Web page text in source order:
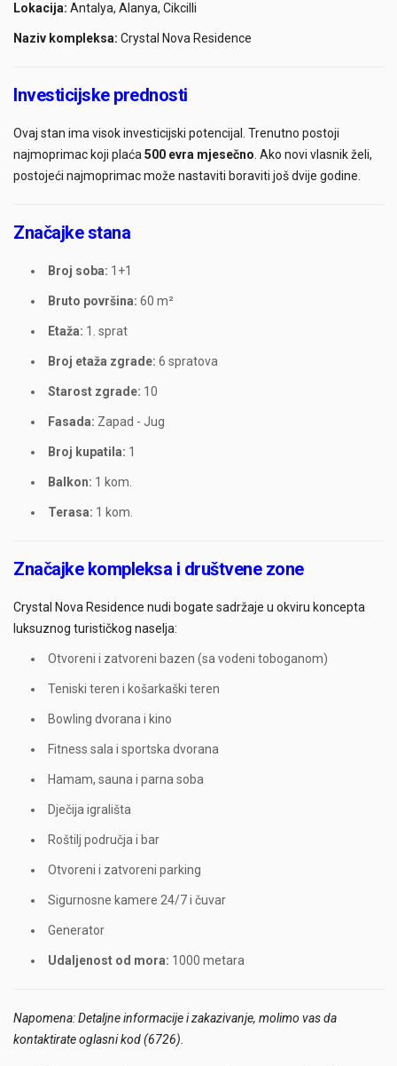
Lokacija: Antalya, Alanya, Cikcilli
Naziv kompleksa: Crystal Nova Residence
Investicijske prednosti
Ovaj stan ima visok investicijski potencijal. Trenutno postoji
najmoprimac koji plaća500 evra mjesečno. Ako novi vlasnik želi,
postojeći najmoprimac može nastaviti boraviti još dvije godine.
Značajke stana
Broj soba: 1+1
Bruto površina: 60 m²
Etaža: 1. sprat
Broj etaža zgrade: 6 spratova
Starost zgrade: 10
Fasada: Zapad - Jug
Broj kupatila: 1
Balkon: 1 kom.
Terasa: 1 kom.
Značajke kompleksa i društvene zone
Crystal Nova Residence nudi bogate sadržaje u okviru koncepta
luksuznog turističkog naselja:
Otvoreni i zatvoreni bazen (sa vodeni toboganom)
Teniski teren i košarkaški teren
Bowling dvorana i kino
Fitness sala i sportska dvorana
Hamam, sauna i parna soba
Dječija igrališta
Roštilj područja i bar
Otvoreni i zatvoreni parking
Sigurnosne kamere 24/7 i čuvar
Generator
Udaljenost od mora: 1000 metara
Napomena: Detaljne informacije i zakazivanje, molimo vas da
kontaktirate oglasni kod (6726).